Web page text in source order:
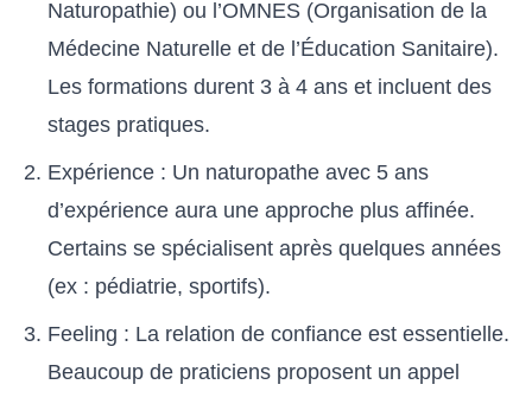
Naturopathie) ou l’OMNES (Organisation de la
Médecine Naturelle et de l’Éducation Sanitaire).
Les formations durent 3 à 4 ans et incluent des
stages pratiques.
Expérience : Un naturopathe avec 5 ans
d’expérience aura une approche plus affinée.
Certains se spécialisent après quelques années
(ex : pédiatrie, sportifs).
Feeling : La relation de confiance est essentielle.
Beaucoup de praticiens proposent un appel